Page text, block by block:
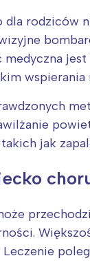
rodziców
jak